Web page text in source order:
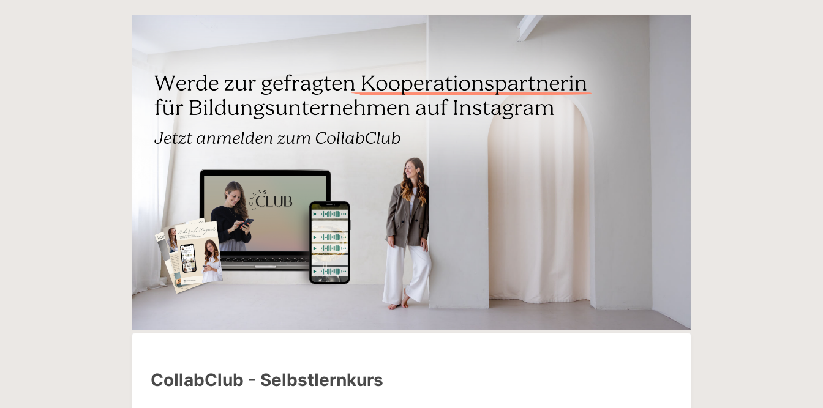
CollabClub - Selbstlernkurs